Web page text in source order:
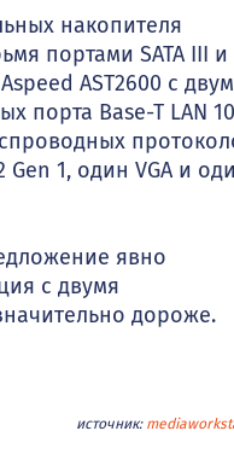
накопителя
портами SATA III и
AST2600 с
порта Base-T LAN 10
1, один VGA и
явно
с двумя
дороже.
источник: